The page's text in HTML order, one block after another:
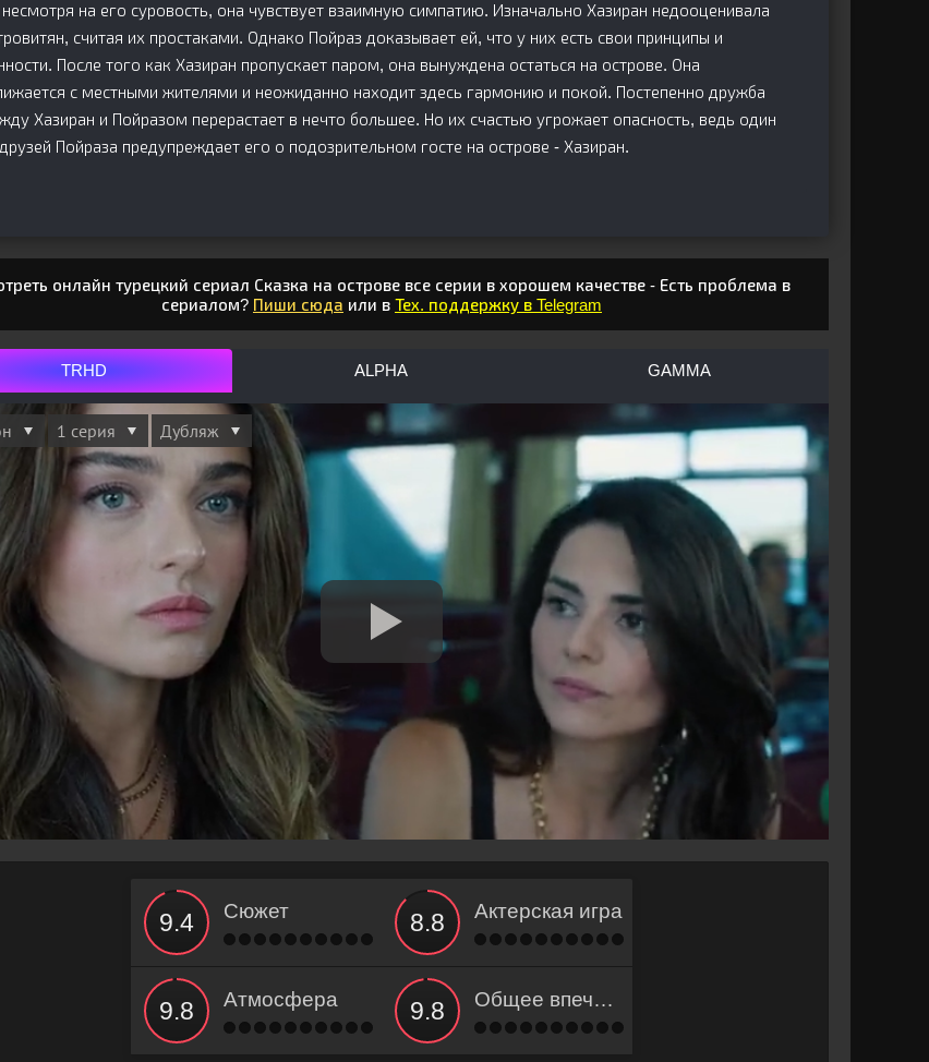
на его суровость, она чувствует взаимную симпатию. Изначально Хазиран недооценивала
считая их простаками. Однако Пойраз доказывает ей, что у них есть свои принципы и
После того как Хазиран пропускает паром, она вынуждена остаться на острове. Она
с местными жителями и неожиданно находит здесь гармонию и покой. Постепенно дружба
Хазиран и Пойразом перерастает в нечто большее. Но их счастью угрожает опасность, ведь один
Пойраза предупреждает его о подозрительном госте на острове - Хазиран.
онлайн турецкий сериал Сказка на острове все серии в хорошем качестве - Есть проблема в
сериалом? Пиши сюда или в Тех. поддержку в Telegram
TRHD ALPHA GAMMA
Сюжет Актерская игра
Атмосфера Общее впечатление